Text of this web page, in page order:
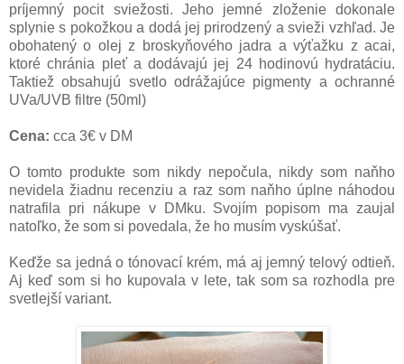
príjemný pocit sviežosti. Jeho jemné zloženie dokonale
splynie s pokožkou a dodá jej prirodzený a svieži vzhľad. Je
obohatený o olej z broskyňového jadra a výťažku z acai,
ktoré chránia pleť a dodávajú jej 24 hodinovú hydratáciu.
Taktiež obsahujú svetlo odrážajúce pigmenty a ochranné
UVa/UVB filtre (50ml)
Cena: cca 3€ v DM
O tomto produkte som nikdy nepočula, nikdy som naňho
nevidela žiadnu recenziu a raz som naňho úplne náhodou
natrafila pri nákupe v DMku. Svojím popisom ma zaujal
natoľko, že som si povedala, že ho musím vyskúšať.
Keďže sa jedná o tónovací krém, má aj jemný telový odtieň.
Aj keď som si ho kupovala v lete, tak som sa rozhodla pre
svetlejší variant.